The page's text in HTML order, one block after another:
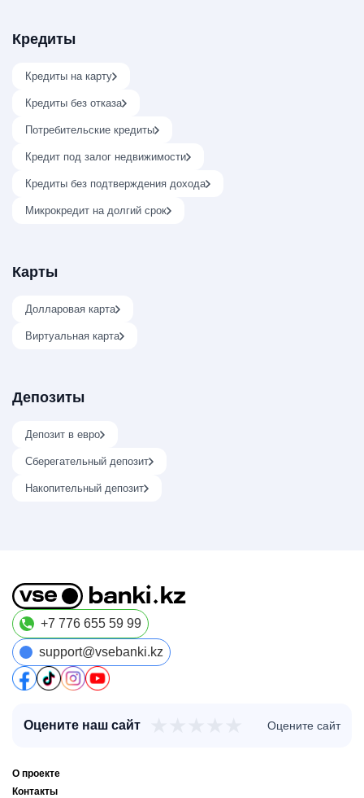
Кредиты
Кредиты на карту
Кредиты без отказа
Потребительские кредиты
Кредит под залог недвижимости
Кредиты без подтверждения дохода
Микрокредит на долгий срок
Карты
Долларовая карта
Виртуальная карта
Депозиты
Депозит в евро
Сберегательный депозит
Накопительный депозит
+7 776 655 59 99
support@vsebanki.kz
Оцените наш сайт Оцените сайт
О проекте
Контакты